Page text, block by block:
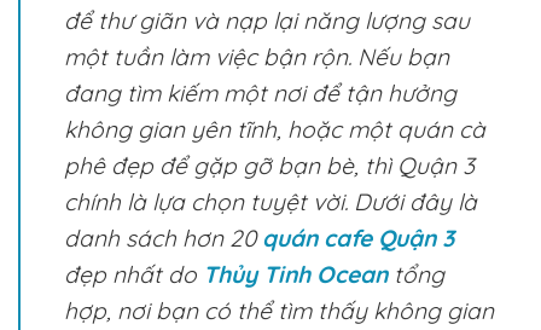
để thư giãn và nạp lại năng lượng sau
một tuần làm việc bận rộn. Nếu bạn
đang tìm kiếm một nơi để tận hưởng
không gian yên tĩnh, hoặc một quán cà
phê đẹp để gặp gỡ bạn bè, thì Quận 3
chính là lựa chọn tuyệt vời. Dưới đây là
danh sách hơn 20quán cafe Quận 3
đẹp nhất do Thủy Tinh Oceantổng
hợp, nơi bạn có thể tìm thấy không gian